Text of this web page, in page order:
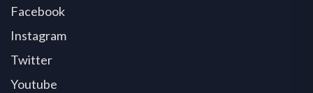
Facebook
Instagram
Twitter
Youtube